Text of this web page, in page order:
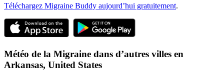
Téléchargez Migraine Buddy aujourd’hui gratuitement.
Météo de la Migraine dans d’autres villes en
Arkansas, United States